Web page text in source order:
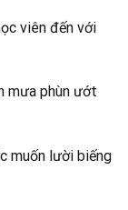
viên đến với
mưa phùn ướt
muốn lười biếng